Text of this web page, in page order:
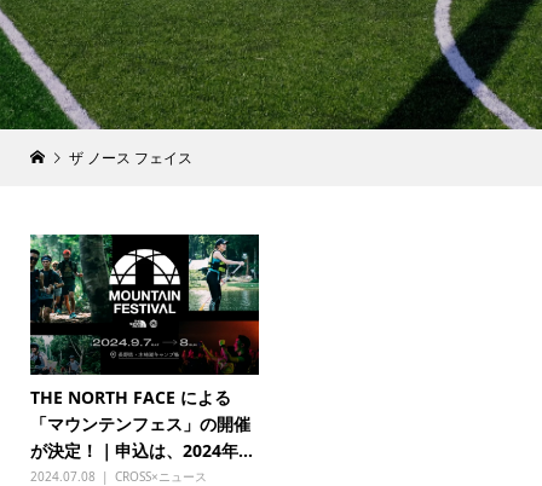
ザ ノース フェイス
THE NORTH FACE による
「マウンテンフェス」の開催
が決定！｜申込は、2024年...
2024.07.08 CROSS×ニュース